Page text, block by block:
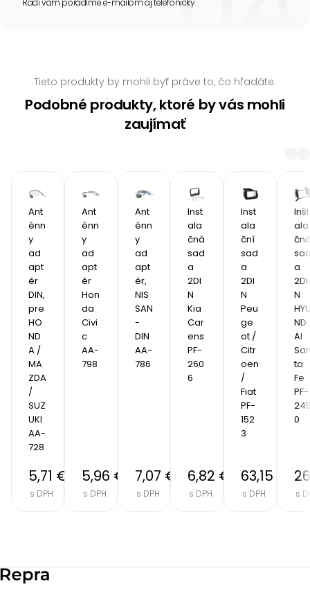
Radi vám poradíme e-mailom aj telefonicky.
Tieto produkty by mohli byť práve to, čo hľadáte.
Podobné produkty, ktoré by vás mohli
zaujímať
Ant
énn
y
ad
apt
ér
DIN,
pre
HO
ND
A /
MA
ZDA
/
SUZ
UKI
AA-
728
5,71 €
s DPH
Ant
énn
y
ad
apt
ér
Hon
da
Civi
c
AA-
798
5,96 €
s DPH
Ant
énn
y
ad
apt
ér,
NIS
SAN
-
DIN
AA-
786
7,07 €
s DPH
Inst
ala
čná
sad
a
2DI
N
Kia
Car
ens
PF-
260
6
6,82 €
s DPH
Inst
ala
ční
sad
a
2DI
N
Peu
ge
ot /
Citr
oen
/
Fiat
PF-
152
3
63,15 €
s DPH
Inšt
ala
a
2DI
N
ND
AI
ta
Fe
PF-
0
s